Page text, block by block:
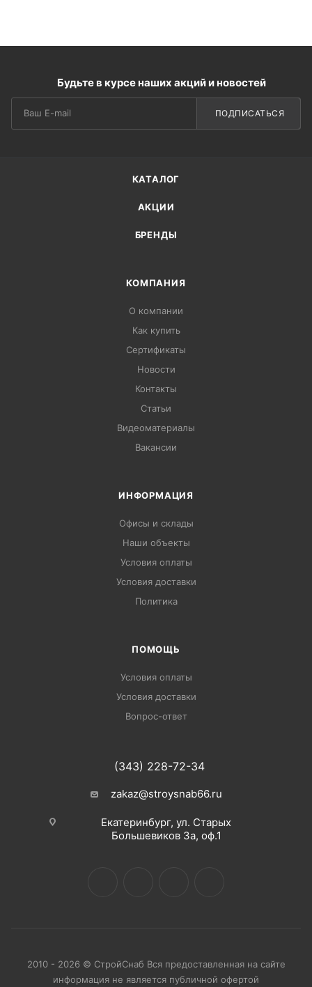
Будьте в курсе наших акций и новостей
ПОДПИСАТЬСЯ
КАТАЛОГ
АКЦИИ
БРЕНДЫ
КОМПАНИЯ
О компании
Как купить
Сертификаты
Новости
Контакты
Статьи
Видеоматериалы
Вакансии
ИНФОРМАЦИЯ
Офисы и склады
Наши объекты
Условия оплаты
Условия доставки
Политика
ПОМОЩЬ
Условия оплаты
Условия доставки
Вопрос-ответ
(343) 228-72-34
zakaz@stroysnab66.ru
Екатеринбург, ул. Старых
Большевиков 3а, оф.1
2010 - 2026 © СтройСнаб Вся предоставленная на сайте
информация не является публичной офертой